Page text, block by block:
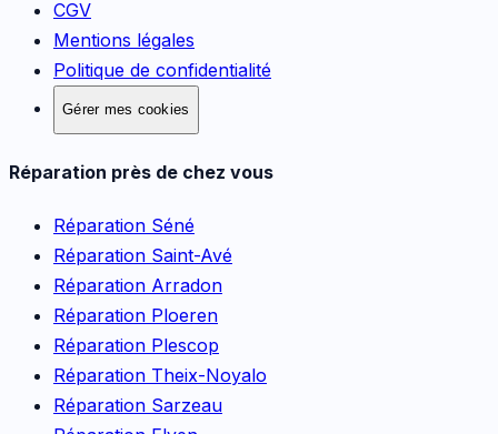
CGV
Mentions légales
Politique de confidentialité
Gérer mes cookies
Réparation près de chez vous
Réparation Séné
Réparation Saint-Avé
Réparation Arradon
Réparation Ploeren
Réparation Plescop
Réparation Theix-Noyalo
Réparation Sarzeau